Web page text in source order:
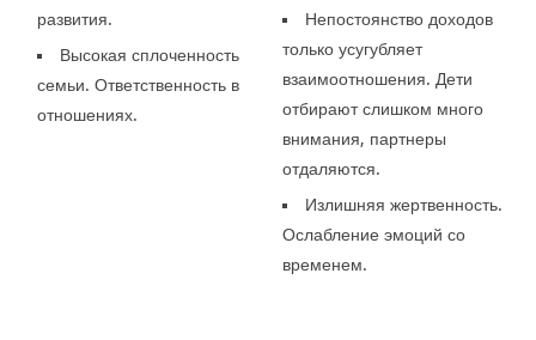
развития.
Высокая сплоченность
семьи. Ответственность в
отношениях.
Непостоянство доходов
только усугубляет
взаимоотношения. Дети
отбирают слишком много
внимания, партнеры
отдаляются.
Излишняя жертвенность.
Ослабление эмоций со
временем.